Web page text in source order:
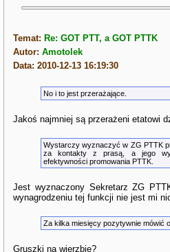
Temat: Re: GOT PTT, a GOT PTTK
Autor:Amotolek
Data: 2010-12-13 16:19:30
No i to jest przerażające.
Jakoś najmniej są przerażeni etatowi
Wystarczy wyznaczyć w ZG PTTK
za kontakty z prasą, a jego
efektywności promowania PTTK.
Jest wyznaczony Sekretarz ZG
wynagrodzeniu tej funkcji nie jest mi
Za kilka miesięcy pozytywnie mówić
Gruszki na wierzbie?